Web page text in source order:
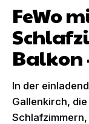
FeWo
Balkon
In der
Gallenkirch,